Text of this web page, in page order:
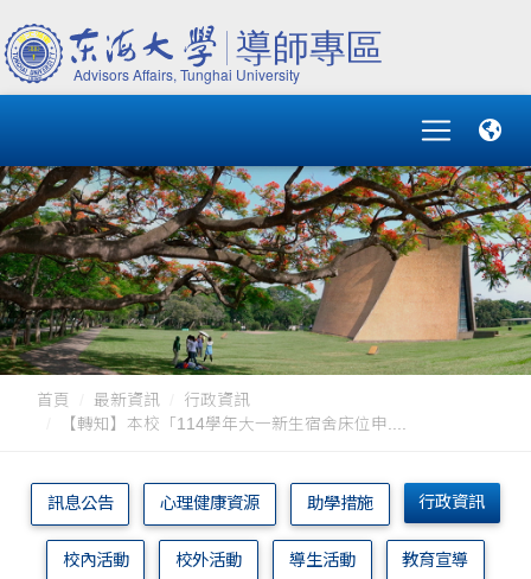
首頁 最新資訊
行政資訊
【轉知】本校「114學年大一新生宿舍床位申....
訊息公告 心理健康資源 助學措施 行政資訊
校內活動 校外活動 導生活動 教育宣導